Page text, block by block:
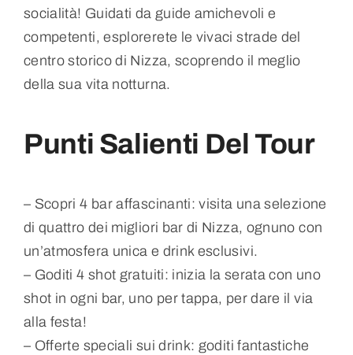
socialità! Guidati da guide amichevoli e
competenti, esplorerete le vivaci strade del
centro storico di Nizza, scoprendo il meglio
della sua vita notturna.
Punti Salienti Del Tour
– Scopri 4 bar affascinanti: visita una selezione
di quattro dei migliori bar di Nizza, ognuno con
un’atmosfera unica e drink esclusivi.
– Goditi 4 shot gratuiti: inizia la serata con uno
shot in ogni bar, uno per tappa, per dare il via
alla festa!
– Offerte speciali sui drink: goditi fantastiche